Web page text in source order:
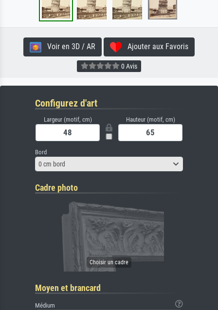
Voir en 3D / AR Ajouter aux Favoris
0 Avis
Configurez d'art
Largeur (motif, cm) Hauteur (motif, cm)
Bord
0 cm bord
Cadre photo
Moyen et brancard
Médium